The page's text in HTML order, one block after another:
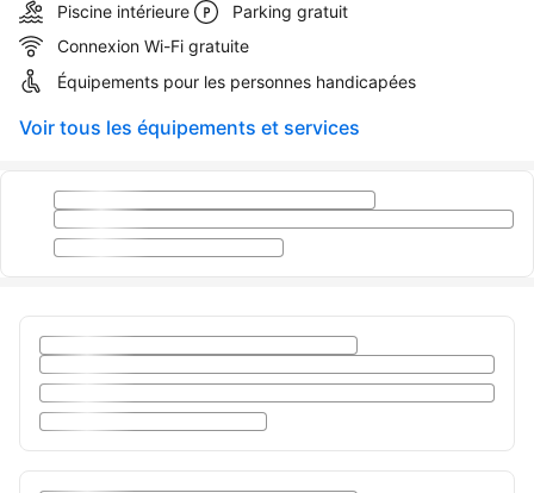
Piscine intérieure
Parking gratuit
Connexion Wi-Fi gratuite
Équipements pour les personnes handicapées
Voir tous les équipements et services